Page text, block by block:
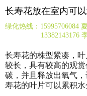
长寿花放在室内可
绿化热线：15995706084
13382143176
长寿花的株型紧凑，
较长，具有较高的观
碳，并且释放出氧气
寿花的叶片可以累积